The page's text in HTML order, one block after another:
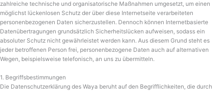
zahlreiche technische und organisatorische Maßnahmen umgesetzt, um einen
möglichst lückenlosen Schutz der über diese Internetseite verarbeiteten
personenbezogenen Daten sicherzustellen. Dennoch können Internetbasierte
Datenübertragungen grundsätzlich Sicherheitslücken aufweisen, sodass ein
absoluter Schutz nicht gewährleistet werden kann. Aus diesem Grund steht es
jeder betroffenen Person frei, personenbezogene Daten auch auf alternativen
Wegen, beispielsweise telefonisch, an uns zu übermitteln.
1. Begriffsbestimmungen
Die Datenschutzerklärung des Waya beruht auf den Begrifflichkeiten, die durch